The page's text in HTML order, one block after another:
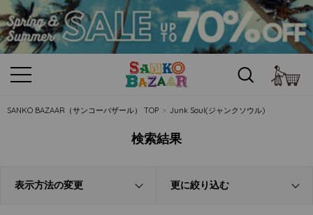
SANKO BAZAAR（サンコーバザール） TOP Junk Soul(ジャンクソウル)
検索結果
表示方法の変更 更に絞り込む